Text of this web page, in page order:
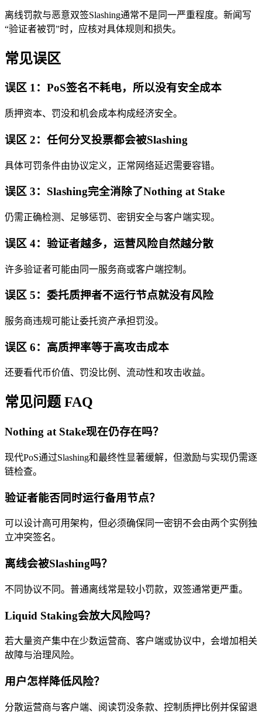
离线罚款与恶意双签Slashing通常不是同一严重程度。新闻写
“验证者被罚”时，应核对具体规则和损失。
常见误区
误区 1：PoS签名不耗电，所以没有安全成本
质押资本、罚没和机会成本构成经济安全。
误区 2：任何分叉投票都会被Slashing
具体可罚条件由协议定义，正常网络延迟需要容错。
误区 3：Slashing完全消除了Nothing at Stake
仍需正确检测、足够惩罚、密钥安全与客户端实现。
误区 4：验证者越多，运营风险自然越分散
许多验证者可能由同一服务商或客户端控制。
误区 5：委托质押者不运行节点就没有风险
服务商违规可能让委托资产承担罚没。
误区 6：高质押率等于高攻击成本
还要看代币价值、罚没比例、流动性和攻击收益。
常见问题 FAQ
Nothing at Stake现在仍存在吗？
现代PoS通过Slashing和最终性显著缓解，但激励与实现仍需逐
链检查。
验证者能否同时运行备用节点？
可以设计高可用架构，但必须确保同一密钥不会由两个实例独
立冲突签名。
离线会被Slashing吗？
不同协议不同。普通离线常是较小罚款，双签通常更严重。
Liquid Staking会放大风险吗？
若大量资产集中在少数运营商、客户端或协议中，会增加相关
故障与治理风险。
用户怎样降低风险？
分散运营商与客户端、阅读罚没条款、控制质押比例并保留退